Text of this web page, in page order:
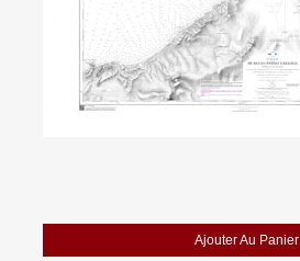
Ajouter Au Panier